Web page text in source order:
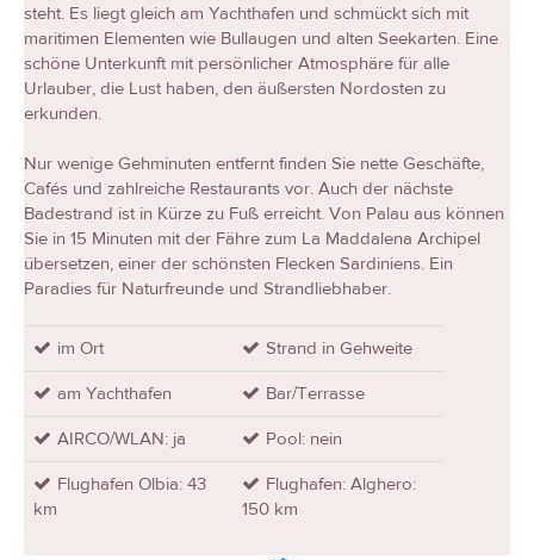
steht. Es liegt gleich am Yachthafen und schmückt sich mit
maritimen Elementen wie Bullaugen und alten Seekarten. Eine
schöne Unterkunft mit persönlicher Atmosphäre für alle
Urlauber, die Lust haben, den äußersten Nordosten zu
erkunden.
Nur wenige Gehminuten entfernt finden Sie nette Geschäfte,
Cafés und zahlreiche Restaurants vor. Auch der nächste
Badestrand ist in Kürze zu Fuß erreicht. Von Palau aus können
Sie in 15 Minuten mit der Fähre zum La Maddalena Archipel
übersetzen, einer der schönsten Flecken Sardiniens. Ein
Paradies für Naturfreunde und Strandliebhaber.
im Ort
Strand in Gehweite
am Yachthafen
Bar/Terrasse
AIRCO/WLAN: ja
Pool: nein
Flughafen Olbia: 43
km
Flughafen: Alghero:
150 km